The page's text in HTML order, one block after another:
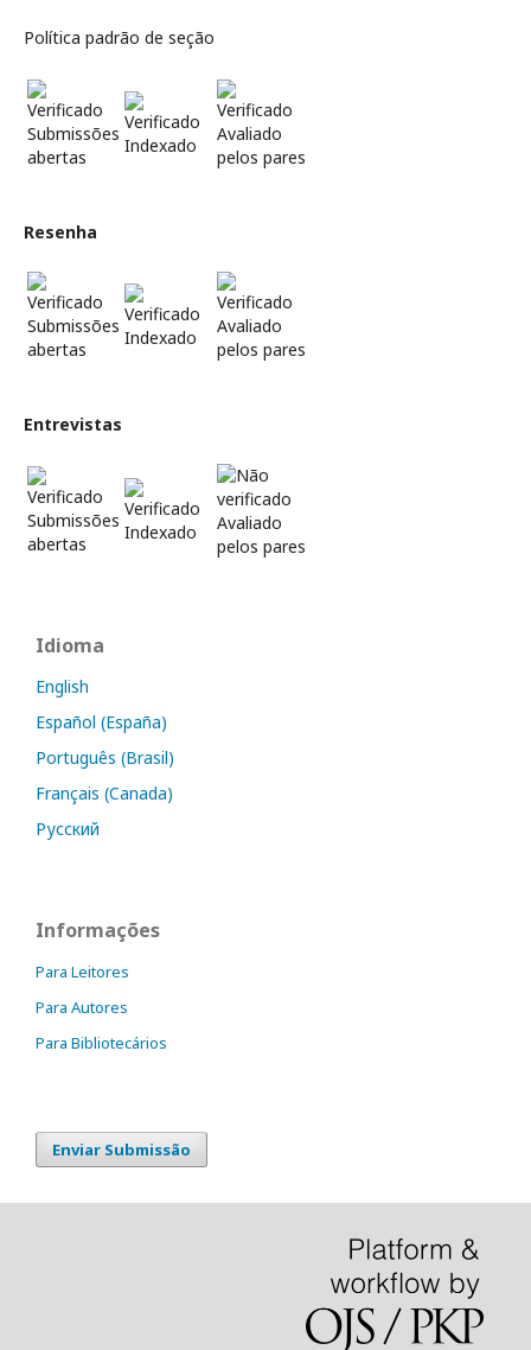
Política padrão de seção
Submissões
abertas
Indexado
Avaliado
pelos pares
Resenha
Submissões
abertas
Indexado
Avaliado
pelos pares
Entrevistas
Submissões
abertas
Indexado
Avaliado
pelos pares
Idioma
English
Español (España)
Português (Brasil)
Français (Canada)
Русский
Informações
Para Leitores
Para Autores
Para Bibliotecários
Enviar Submissão